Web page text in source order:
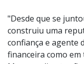
"Desde que se
construiu uma
confiança e agente
financeira como em